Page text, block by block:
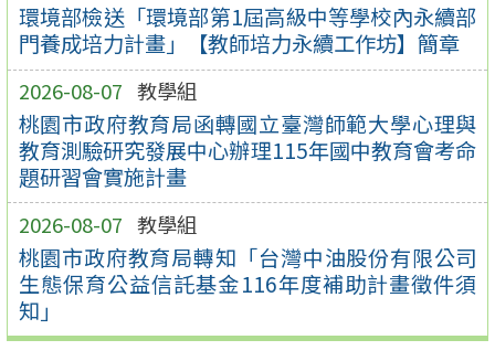
環境部檢送「環境部第1屆高級中等學校內永續部
門養成培力計畫」【教師培力永續工作坊】簡章
2026-08-07 教學組
桃園市政府教育局函轉國立臺灣師範大學心理與
教育測驗研究發展中心辦理115年國中教育會考命
題研習會實施計畫
2026-08-07 教學組
桃園市政府教育局轉知「台灣中油股份有限公司
生態保育公益信託基金116年度補助計畫徵件須
知」